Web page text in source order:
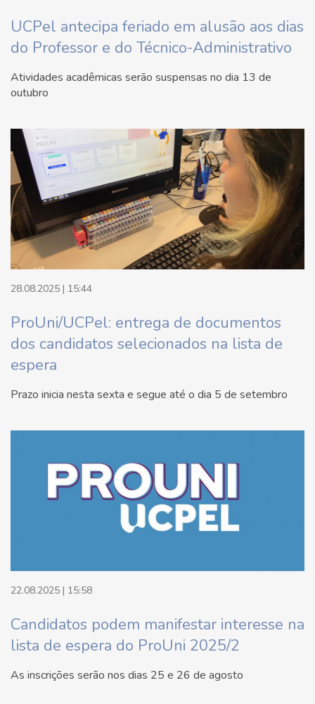
UCPel antecipa feriado em alusão aos dias
do Professor e do Técnico-Administrativo
Atividades acadêmicas serão suspensas no dia 13 de
outubro
28.08.2025 | 15:44
ProUni/UCPel: entrega de documentos
dos candidatos selecionados na lista de
espera
Prazo inicia nesta sexta e segue até o dia 5 de setembro
22.08.2025 | 15:58
Candidatos podem manifestar interesse na
lista de espera do ProUni 2025/2
As inscrições serão nos dias 25 e 26 de agosto